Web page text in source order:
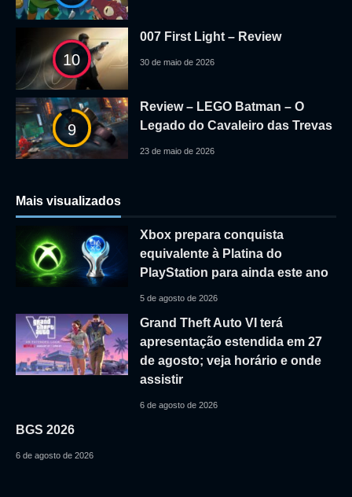
10
007 First Light – Review
30 de maio de 2026
9
Review – LEGO Batman – O
Legado do Cavaleiro das Trevas
23 de maio de 2026
Mais visualizados
Xbox prepara conquista
equivalente à Platina do
PlayStation para ainda este ano
5 de agosto de 2026
Grand Theft Auto VI terá
apresentação estendida em 27
de agosto; veja horário e onde
assistir
6 de agosto de 2026
BGS 2026
6 de agosto de 2026